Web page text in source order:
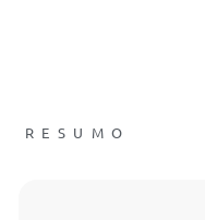
RESUMO